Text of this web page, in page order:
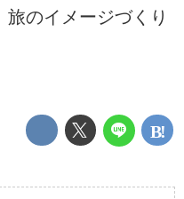
のイメージづくり